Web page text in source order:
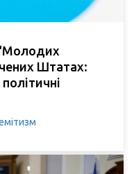
"Молодих
Штатах: